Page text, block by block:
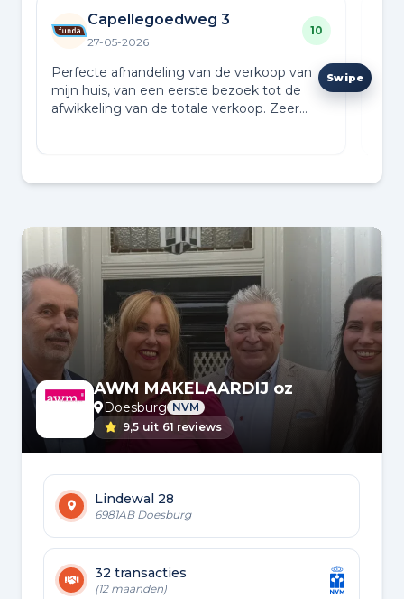
Capellegoedweg 3
27-05-2026
10
Perfecte afhandeling van de verkoop van
mijn huis, van een eerste bezoek tot de
afwikkeling van de totale verkoop. Zeer
AWM MAKELAARDIJ oz
Doesburg NVM
9,5 uit 61 reviews
Lindewal 28
6981AB Doesburg
32 transacties
(12 maanden)